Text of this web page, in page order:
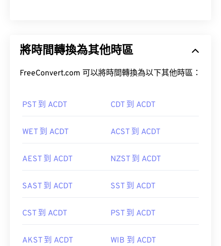
將時間轉換為其他時區
FreeConvert.com 可以將時間轉換為以下其他時區：
PST 到 ACDT CDT 到 ACDT
WET 到 ACDT ACST 到 ACDT
AEST 到 ACDT NZST 到 ACDT
SAST 到 ACDT SST 到 ACDT
CST 到 ACDT PST 到 ACDT
AKST 到 ACDT WIB 到 ACDT